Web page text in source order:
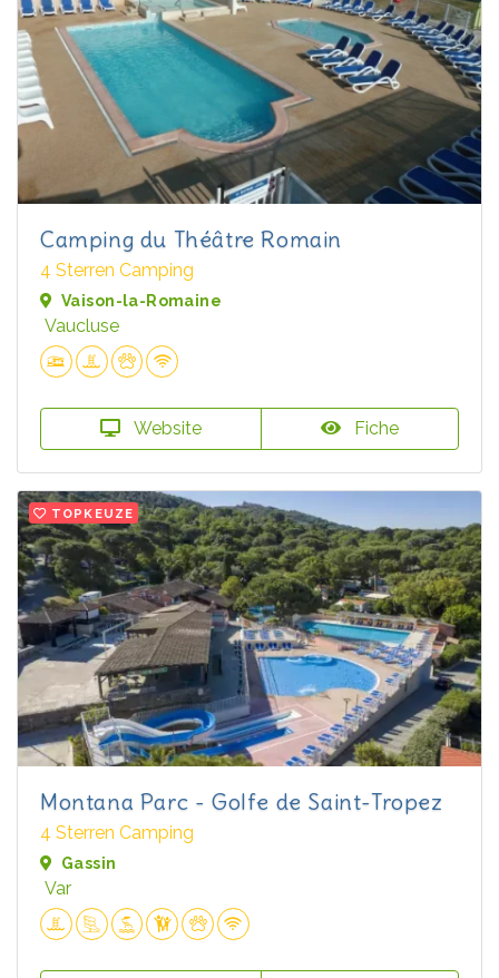
Camping du Théâtre Romain
4 Sterren Camping
Vaison-la-Romaine
Vaucluse
Website Fiche
TOPKEUZE
Montana Parc - Golfe de Saint-Tropez
4 Sterren Camping
Gassin
Var